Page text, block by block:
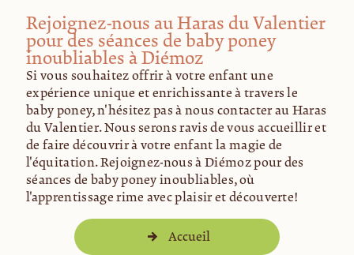
Rejoignez-nous au Haras du Valentier
pour des séances de baby poney
inoubliables à Diémoz
Si vous souhaitez offrir à votre enfant une
expérience unique et enrichissante à travers le
baby poney, n'hésitez pas à nous contacter au Haras
du Valentier. Nous serons ravis de vous accueillir et
de faire découvrir à votre enfant la magie de
l'équitation. Rejoignez-nous à Diémoz pour des
séances de baby poney inoubliables, où
l'apprentissage rime avec plaisir et découverte!
Accueil